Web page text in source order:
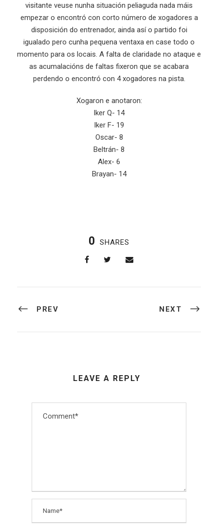
visitante veuse nunha situación peliaguda nada máis
empezar o encontró con corto número de xogadores a
disposición do entrenador, ainda así o partido foi
igualado pero cunha pequena ventaxa en case todo o
momento para os locais. A falta de claridade no ataque e
as acumalacións de faltas fixeron que se acabara
perdendo o encontró con 4 xogadores na pista.
Xogaron e anotaron:
Iker Q- 14
Iker F- 19
Oscar- 8
Beltrán- 8
Alex- 6
Brayan- 14
0 SHARES
PREV NEXT
LEAVE A REPLY